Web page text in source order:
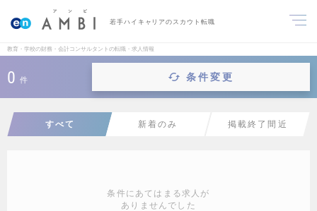
若手ハイキャリアのスカウト転職
教育・学校の財務・会計コンサルタントの転職・求人情報
0 件 条件変更
すべて 新着のみ 掲載終了間近
条件にあてはまる求人が
ありませんでした